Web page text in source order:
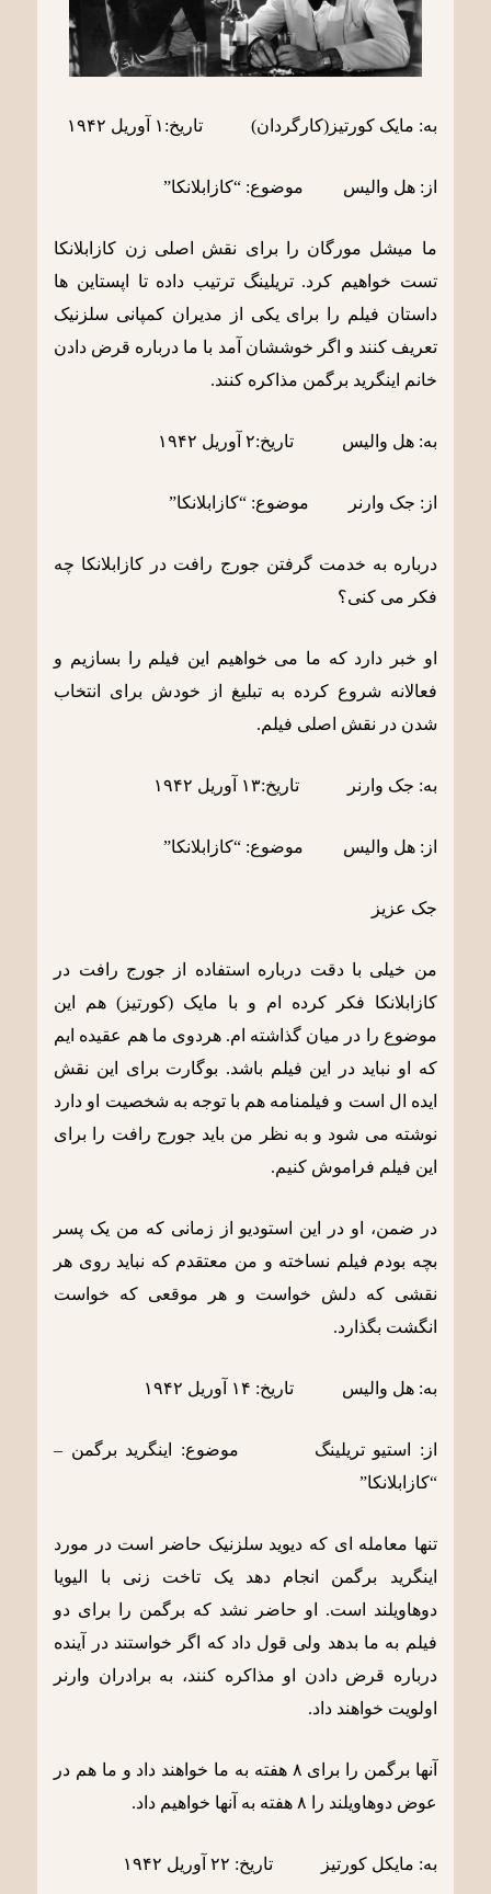
به: مایک کورتیز(کارگردان) تاریخ:١ آوریل ١٩۴٢
از: هل والیس موضوع: “کازابلانکا”
ما میشل مورگان را برای نقش اصلی زن کازابلانکا
تست خواهیم کرد. تریلینگ ترتیب داده تا اپستاین ها
داستان فیلم را برای یکی از مدیران کمپانی سلزنیک
تعریف کنند و اگر خوششان آمد با ما درباره قرض دادن
خانم اینگرید برگمن مذاکره کنند.
به: هل والیس تاریخ:٢ آوریل ١٩۴٢
از: جک وارنر موضوع: “کازابلانکا”
درباره به خدمت گرفتن جورج رافت در کازابلانکا چه
فکر می کنی؟
او خبر دارد که ما می خواهیم این فیلم را بسازیم و
فعالانه شروع کرده به تبلیغ از خودش برای انتخاب
شدن در نقش اصلی فیلم.
به: جک وارنر تاریخ:١٣ آوریل ١٩۴٢
از: هل والیس موضوع: “کازابلانکا”
جک عزیز
من خیلی با دقت درباره استفاده از جورج رافت در
کازابلانکا فکر کرده ام و با مایک (کورتیز) هم این
موضوع را در میان گذاشته ام. هردوی ما هم عقیده ایم
که او نباید در این فیلم باشد. بوگارت برای این نقش
ایده ال است و فیلمنامه هم با توجه به شخصیت او دارد
نوشته می شود و به نظر من باید جورج رافت را برای
این فیلم فراموش کنیم.
در ضمن، او در این استودیو از زمانی که من یک پسر
بچه بودم فیلم نساخته و من معتقدم که نباید روی هر
نقشی که دلش خواست و هر موقعی که خواست
انگشت بگذارد.
به: هل والیس تاریخ: ١۴ آوریل ١٩۴٢
از: استیو تریلینگ موضوع: اینگرید برگمن –
“کازابلانکا”
تنها معامله ای که دیوید سلزنیک حاضر است در مورد
اینگرید برگمن انجام دهد یک تاخت زنی با الیویا
دوهاویلند است. او حاضر نشد که برگمن را برای دو
فیلم به ما بدهد ولی قول داد که اگر خواستند در آینده
درباره قرض دادن او مذاکره کنند، به برادران وارنر
اولویت خواهند داد.
آنها برگمن را برای ٨ هفته به ما خواهند داد و ما هم در
عوض دوهاویلند را ٨ هفته به آنها خواهیم داد.
به: مایکل کورتیز تاریخ: ٢٢ آوریل ١٩۴٢